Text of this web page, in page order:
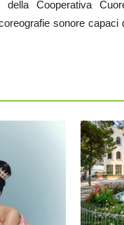
della Cooperativa
sonore capaci